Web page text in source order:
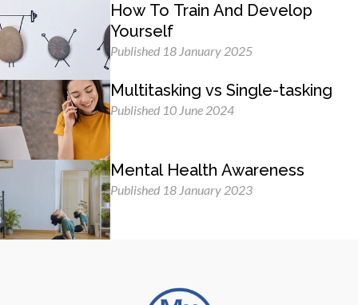
How To Train And Develop
Yourself
Published 18 January 2025
Multitasking vs Single-tasking
Published 10 June 2024
Mental Health Awareness
Published 18 January 2023